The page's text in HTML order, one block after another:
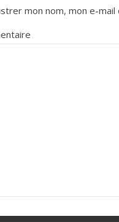
mon nom, mon e-